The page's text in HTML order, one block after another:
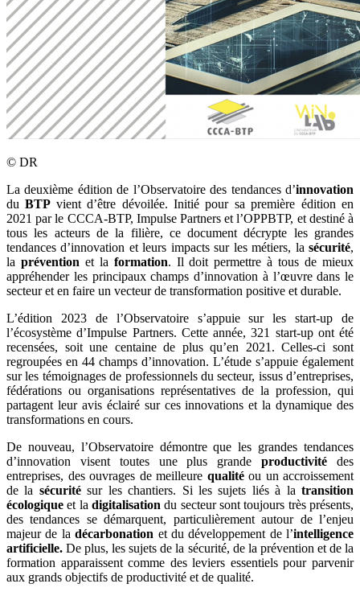
© DR
La deuxième édition de l’Observatoire des tendances d’innovation
duBTP vient d’être dévoilée. Initié pour sa première édition en
2021 par le CCCA-BTP, Impulse Partners et l’OPPBTP, et destiné à
tous les acteurs de la filière, ce document décrypte les grandes
tendances d’innovation et leurs impacts sur les métiers, la sécurité,
la prévention et la formation. Il doit permettre à tous de mieux
appréhender les principaux champs d’innovation à l’œuvre dans le
secteur et en faire un vecteur de transformation positive et durable.
L’édition 2023 de l’Observatoire s’appuie sur les start-up de
l’écosystème d’Impulse Partners. Cette année, 321 start-up ont été
recensées, soit une centaine de plus qu’en 2021. Celles-ci sont
regroupées en 44 champs d’innovation. L’étude s’appuie également
sur les témoignages de professionnels du secteur, issus d’entreprises,
fédérations ou organisations représentatives de la profession, qui
partagent leur avis éclairé sur ces innovations et la dynamique des
transformations en cours.
De nouveau, l’Observatoire démontre que les grandes tendances
d’innovation visent toutes une plus grandeproductivité des
entreprises, des ouvrages de meilleure qualitéou un accroissement
de la sécuritésur les chantiers. Si les sujets liés à latransition
écologique et la digitalisationdu secteur sont toujours très présents,
des tendances se démarquent, particulièrement autour de l’enjeu
majeur de ladécarbonation et du développement de l’intelligence
artificielle. De plus, les sujets de la sécurité, de la prévention et de la
formation apparaissent comme des leviers essentiels pour parvenir
aux grands objectifs de productivité et de qualité.